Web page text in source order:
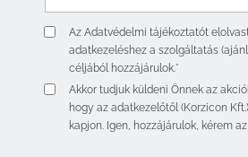
Az Adatvédelmi tájékoztatót
adatkezeléshez a szolgáltatás
céljából hozzájárulok.*
Akkor tudjuk küldeni Önnek az
hogy az adatkezelőtől (Korzicon
kapjon. Igen, hozzájárulok, kérem